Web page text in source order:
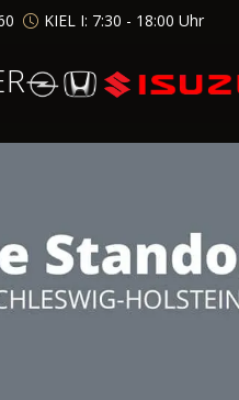
KIEL I: 7:30 - 18:00 Uhr